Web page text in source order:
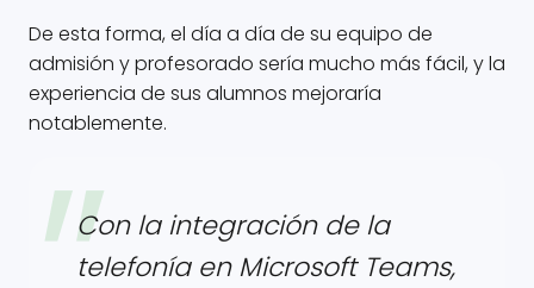
De esta forma, el día a día de su equipo de
admisión y profesorado sería mucho más fácil, y la
experiencia de sus alumnos mejoraría
notablemente.
Con la integración de la
telefonía en Microsoft Teams,